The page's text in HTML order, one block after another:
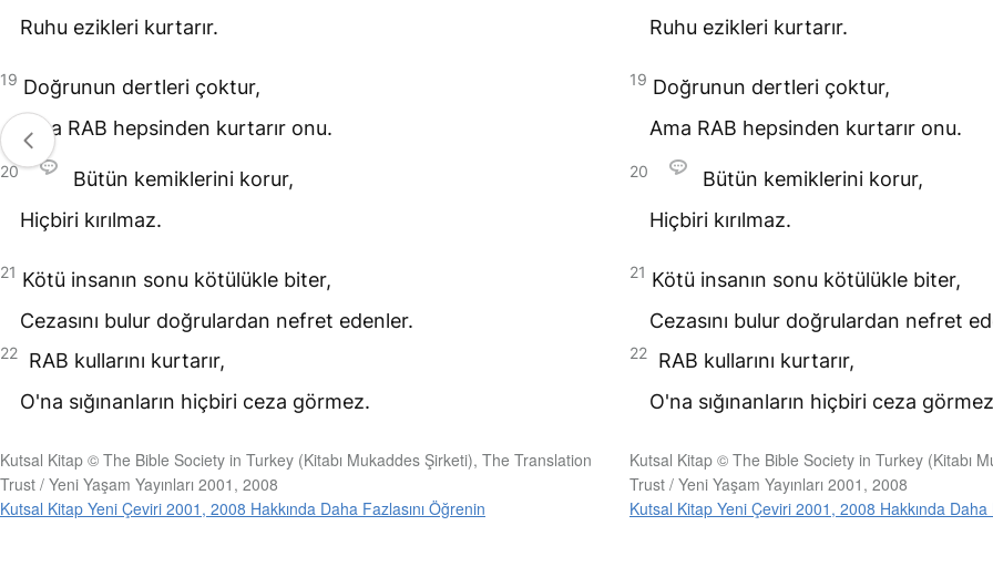
Ruhu ezikleri kurtarır.
19 Doğrunun dertleri çoktur,
Ama RAB hepsinden kurtarır onu.
20
Bütün kemiklerini korur,
Hiçbiri kırılmaz.
21 Kötü insanın sonu kötülükle biter,
Cezasını bulur doğrulardan nefret edenler.
22 RAB kullarını kurtarır,
O'na sığınanların hiçbiri ceza görmez.
Kutsal Kitap © The Bible Society in Turkey (Kitabı Mukaddes Şirketi), The Translation
Trust / Yeni Yaşam Yayınları 2001, 2008
Kutsal Kitap Yeni Çeviri 2001, 2008 Hakkında Daha Fazlasını Öğrenin
Ruhu ezikleri kurtarır.
19 Doğrunun dertleri çoktur,
Ama RAB hepsinden kurtarır onu.
20
Bütün kemiklerini korur,
Hiçbiri kırılmaz.
21 Kötü insanın sonu kötülükle biter,
Cezasını bulur doğrulardan nefret
22 RAB kullarını kurtarır,
O'na sığınanların hiçbiri ceza
Kutsal Kitap © The Bible Society in Turkey (Kitabı
Trust / Yeni Yaşam Yayınları 2001, 2008
Kutsal Kitap Yeni Çeviri 2001, 2008 Hakkında Daha